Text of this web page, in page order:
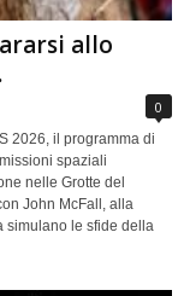
allo
0
2026, il programma di
spaziali
nelle Grotte del
John McFall, alla
simulano le sfide della